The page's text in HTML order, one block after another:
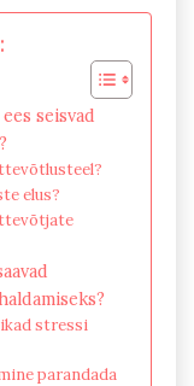
seisvad
elus?
stressi
parandada